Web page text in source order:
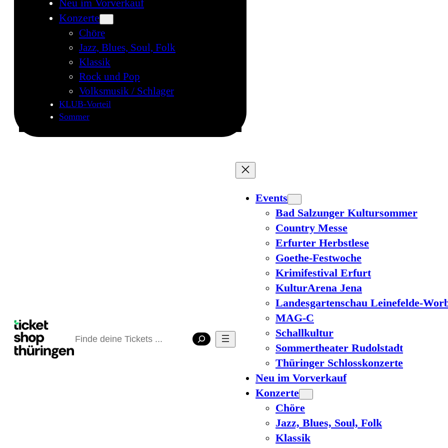
Neu im Vorverkauf
Konzerte
Chöre
Jazz, Blues, Soul, Folk
Klassik
Rock und Pop
Volksmusik / Schlager
KLUB-Vorteil
Sommer
Suchen
Events
Bad Salzunger Kultursommer
Country Messe
Erfurter Herbstlese
Goethe-Festwoche
Krimifestival Erfurt
KulturArena Jena
Landesgartenschau Leinefelde-
MAG-C
Schallkultur
Sommertheater Rudolstadt
Thüringer Schlosskonzerte
Neu im Vorverkauf
Konzerte
Chöre
Jazz, Blues, Soul, Folk
Klassik